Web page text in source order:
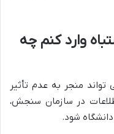
وارد کنم چه
منجر به عدم تأثیر
در سازمان سنجش،
شود.